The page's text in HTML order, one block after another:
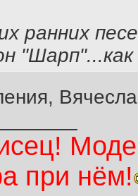
ранних
при нём!